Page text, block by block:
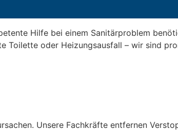
Hilfe bei einem Sanitärproblem
Toilette oder Heizungsausfall – wir sind
Unsere Fachkräfte entfernen